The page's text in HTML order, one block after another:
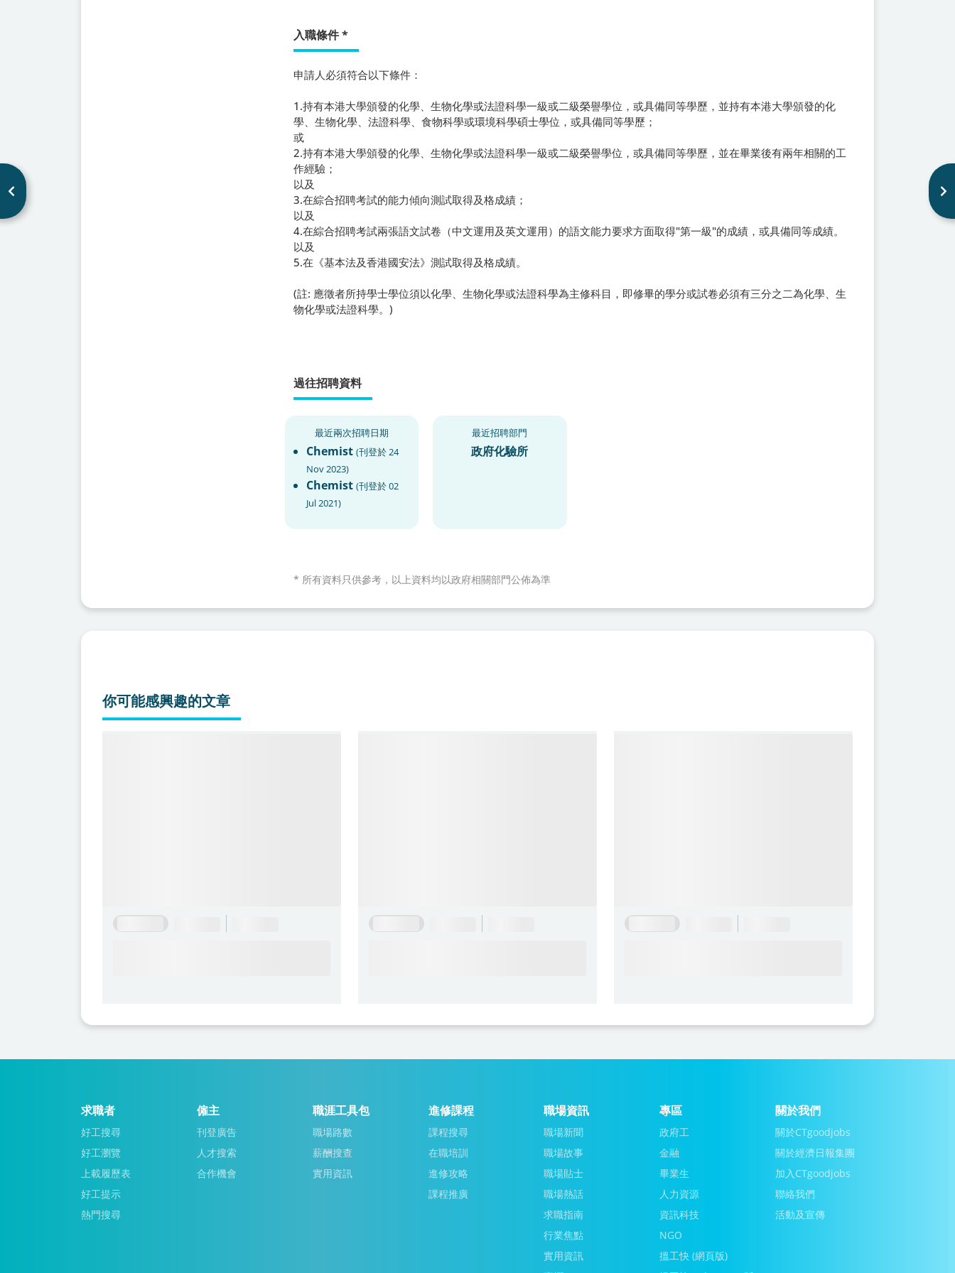
入職條件*
申請人必須符合以下條件：
1.持有本港大學頒發的化學、生物化學或法證科學一級或二級榮譽學位，或具備同等學歷，並持有本港大學頒發的化
學、生物化學、法證科學、食物科學或環境科學碩士學位，或具備同等學歷；
或
2.持有本港大學頒發的化學、生物化學或法證科學一級或二級榮譽學位，或具備同等學歷，並在畢業後有兩年相關的工
作經驗；
以及
3.在綜合招聘考試的能力傾向測試取得及格成績；
以及
4.在綜合招聘考試兩張語文試卷（中文運用及英文運用）的語文能力要求方面取得"第一級"的成績，或具備同等成績。
以及
5.在《基本法及香港國安法》測試取得及格成績。
(註: 應徵者所持學士學位須以化學、生物化學或法證科學為主修科目，即修畢的學分或試卷必須有三分之二為化學、生
物化學或法證科學。)
過往招聘資料
最近兩次招聘日期
Chemist (刊登於24
Nov 2023)
Chemist (刊登於02
Jul 2021)
最近招聘部門
政府化驗所
* 所有資料只供參考，以上資料均以政府相關部門公佈為準
你可能感興趣的文章
求職者
好工搜尋
好工瀏覽
上載履歷表
好工提示
熱門搜尋
僱主
刊登廣告
人才搜索
合作機會
職涯工具包
職場路數
薪酬搜查
實用資訊
進修課程
課程搜尋
在職培訓
進修攻略
課程推廣
職場資訊
職場新聞
職場故事
職場貼士
職場熱話
求職指南
行業焦點
實用資訊
專區
政府工
金融
畢業生
人力資源
資訊科技
NGO
搵工快 (網頁版)
關於我們
關於CTgoodjobs
關於經濟日報集團
加入CTgoodjobs
聯絡我們
活動及宣傳